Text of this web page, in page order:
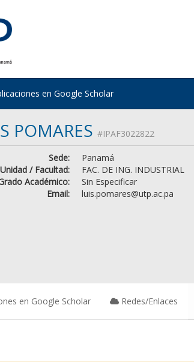
en Google Scholar
POMARES #IPAF3022822
Sede:
Panamá
Unidad / Facultad:
FAC. DE ING. INDUSTRIAL
Académico:
Sin Especificar
Email:
luis.pomares@utp.ac.pa
en Google Scholar Redes/Enlaces